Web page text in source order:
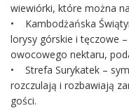
wiewiórki, które można
• Kambodżańska
lorysy górskie i tęczowe
owocowego nektaru,
• Strefa Surykatek –
rozczulają i rozbawiają
gości.